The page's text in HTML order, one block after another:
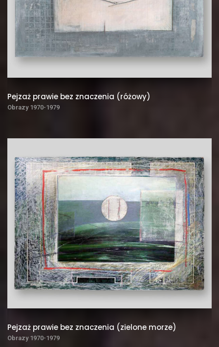
Pejzaż prawie bez znaczenia (różowy)
Obrazy 1970-1979
Pejzaż prawie bez znaczenia (zielone morze)
Obrazy 1970-1979